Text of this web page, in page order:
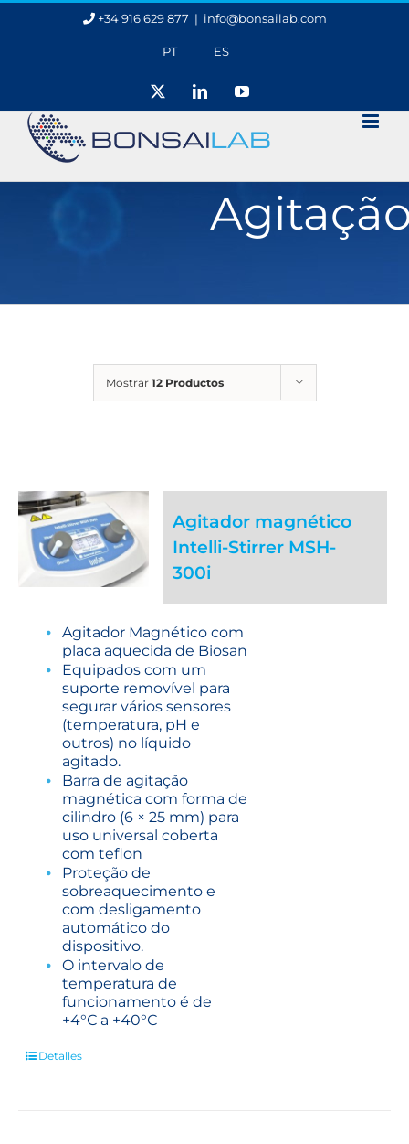
Skip
+34 916 629 877 | info@bonsailab.com
PT ES
LinkedInYouTube
Mostrar 12 Productos
Agitador magnético
Intelli-Stirrer MSH-
300i
Agitador Magnético com
placa aquecida de Biosan
Equipados com um
suporte removível para
segurar vários sensores
(temperatura, pH e
outros) no líquido
agitado.
Barra de agitação
magnética com forma de
cilindro (6 × 25 mm) para
uso universal coberta
com teflon
Proteção de
sobreaquecimento e
com desligamento
automático do
dispositivo.
O intervalo de
temperatura de
funcionamento é de
+4°С a +40°С
Detalles